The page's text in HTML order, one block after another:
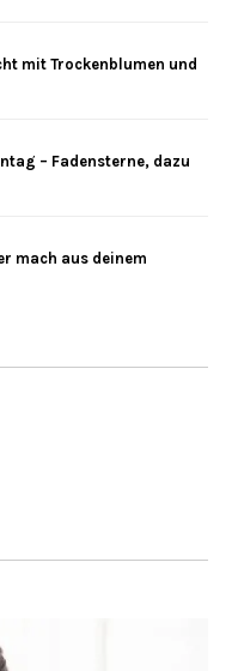
mit Trockenblumen und
– Fadensterne, dazu
mach aus deinem